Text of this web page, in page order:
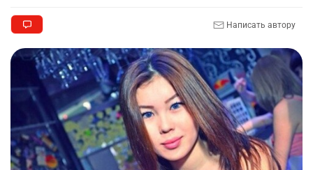
Написать автору